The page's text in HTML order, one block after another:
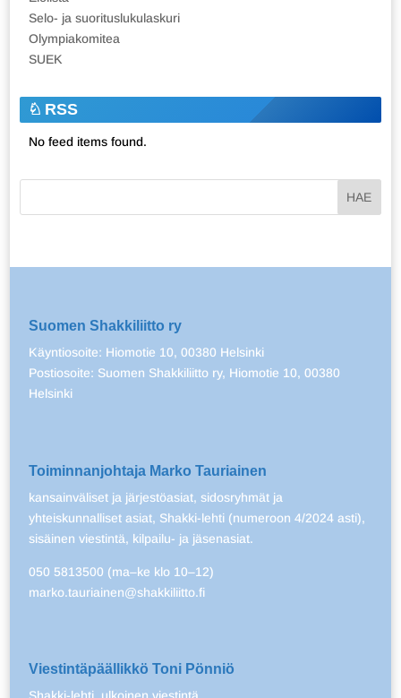
Selo- ja suorituslukulaskuri
Olympiakomitea
SUEK
RSS
No feed items found.
Suomen Shakkiliitto ry
Käyntiosoite: Hiomotie 10, 00380 Helsinki
Postiosoite: Suomen Shakkiliitto ry, Hiomotie 10, 00380
Helsinki
Toiminnanjohtaja Marko Tauriainen
kansainväliset ja järjestöasiat, sidosryhmät ja
yhteiskunnalliset asiat, Shakki-lehti (numeroon 4/2024 asti),
sisäinen viestintä, kilpailu- ja jäsenasiat.
050 5813500 (ma–ke klo 10–12)
marko.tauriainen@shakkiliitto.fi
Viestintäpäällikkö Toni Pönniö